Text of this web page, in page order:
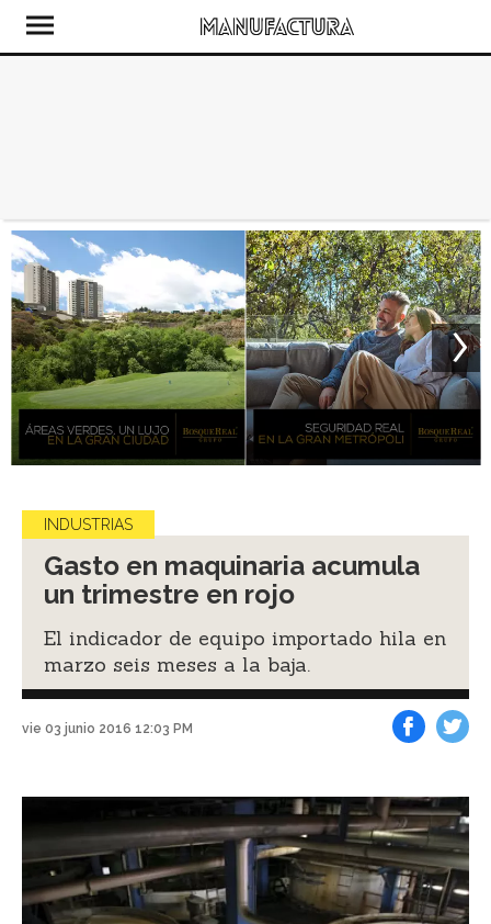
INDUSTRIAS
Gasto en maquinaria acumula
un trimestre en rojo
El indicador de equipo importado hila en
marzo seis meses a la baja.
vie 03 junio 2016 12:03 PM